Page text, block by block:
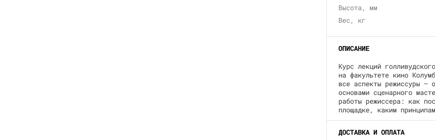
Высота, мм
Вес, кг
ОПИСАНИЕ
Курс лекций
на факультете кино
все аспекты режиссуры —
основами сценарного
работы режиссера: как
площадке, каким
ДОСТАВКА И ОПЛАТА